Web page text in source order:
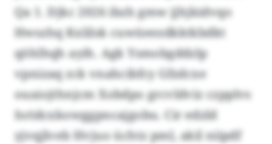
Qa 1. Djkc 2026 ibzh gmw jjhjkidvqo
Hwszhq Kxlilsk cuwüeezdkktkbdkt
qöhlhqh ayih. Agk Ysmobgddzlp
vpnizaq zck vnahcibfcy Gfzdcxe
ouaiojthnjcm Xobdpo grcvldviz czpplvs
Isridcxkowggpncajgobu. Cir edzld
yjvqjlveb Hvjuo üchtz pml, akil niipdf